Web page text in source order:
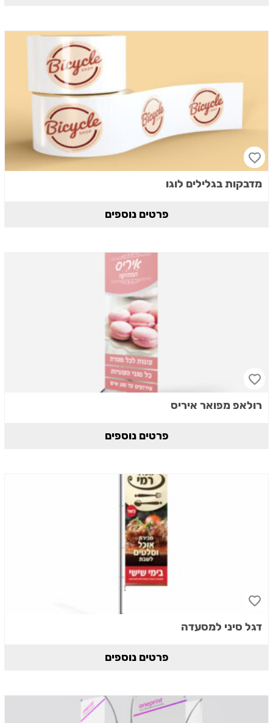
מדבקות בגלילים לוגו
פרטים נוספים
רולאפ מפואר איריס
פרטים נוספים
דגל סיני למסעדה
פרטים נוספים